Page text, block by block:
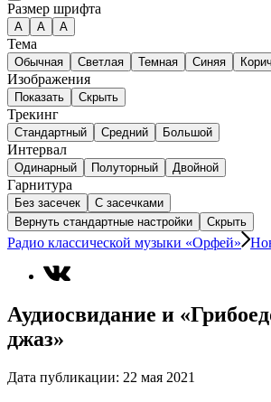
Размер шрифта
А A A
Тема
Обычная Светлая Темная Синяя
Изображения
Показать Скрыть
Трекинг
Стандартный Средний Большой
Интервал
Одинарный Полуторный Двойной
Гарнитура
Без засечек
С засечками
Вернуть стандартные настройки
Скрыть
Радио классической музыки «Орфей»
Аудиосвидание и
джаз»
Дата публикации: 22 мая 2021